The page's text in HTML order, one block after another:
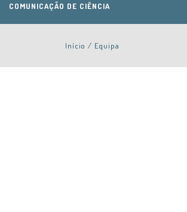
COMUNICAÇÃO DE CIÊNCIA
Início / Equipa